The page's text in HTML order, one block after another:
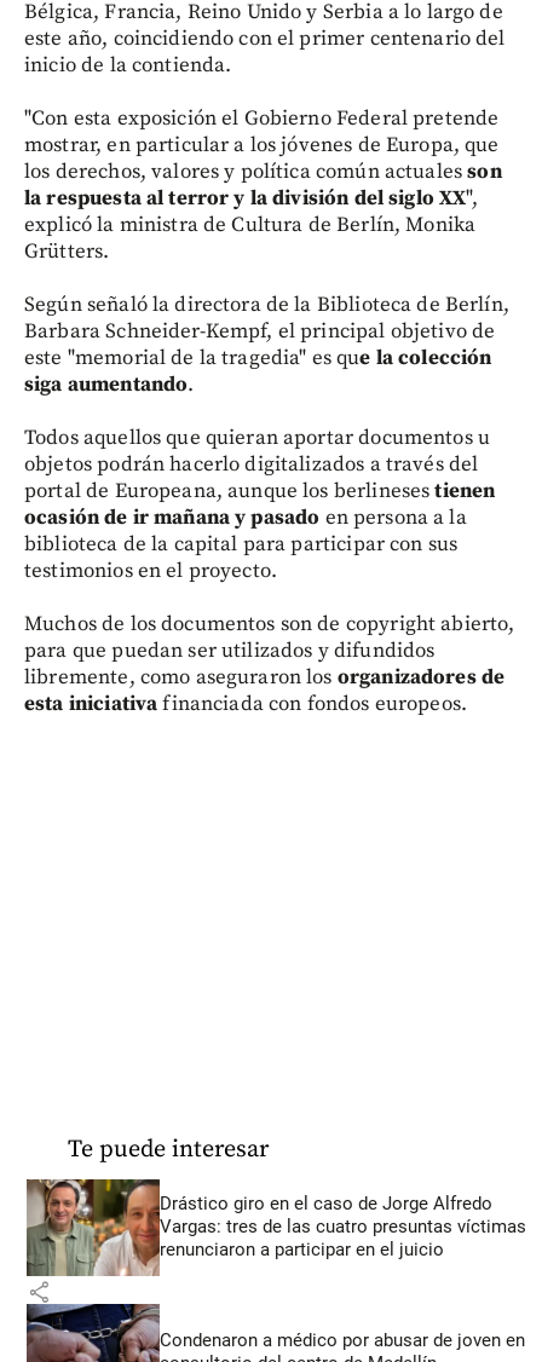
Bélgica, Francia, Reino Unido y Serbia a lo largo de
este año, coincidiendo con el primer centenario del
inicio de la contienda.
"Con esta exposición el Gobierno Federal pretende
mostrar, en particular a los jóvenes de Europa, que
los derechos, valores y política común actualesson
la respuesta al terror y la división del siglo XX",
explicó la ministra de Cultura de Berlín, Monika
Grütters.
Según señaló la directora de la Biblioteca de Berlín,
Barbara Schneider-Kempf, el principal objetivo de
este "memorial de la tragedia" es que la colección
siga aumentando.
Todos aquellos que quieran aportar documentos u
objetos podrán hacerlo digitalizados a través del
portal de Europeana, aunque los berlinesestienen
ocasión de ir mañana y pasado en persona a la
biblioteca de la capital para participar con sus
testimonios en el proyecto.
Muchos de los documentos son de copyright abierto,
para que puedan ser utilizados y difundidos
libremente, como aseguraron los organizadores de
esta iniciativafinanciada con fondos europeos.
Te puede interesar
Drástico giro en el caso de Jorge Alfredo
Vargas: tres de las cuatro presuntas víctimas
renunciaron a participar en el juicio
share
Condenaron a médico por abusar de joven en